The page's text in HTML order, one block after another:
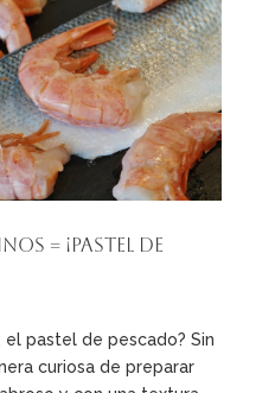
= ¡pastel de
el pastel de pescado? Sin
curiosa de preparar